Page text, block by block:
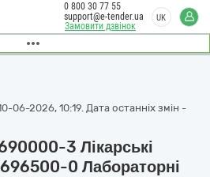
Замовити дзвінок
0 800 30 77 55
support@e-tender.ua
UK
06-2026, 10:19. Дата останніх змін -
3 Лікарські
0 Лабораторні